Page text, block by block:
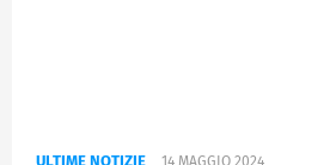
ULTIME NOTIZIE